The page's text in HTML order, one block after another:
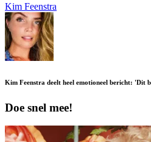
Kim Feenstra
Kim Feenstra deelt heel emotioneel bericht: 'Dit
Doe snel mee!